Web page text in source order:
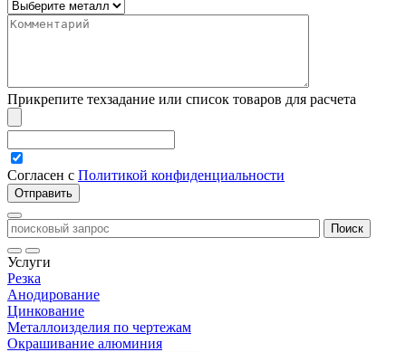
Прикрепите техзадание или список товаров для расчета
Согласен с Политикой конфиденциальности
Услуги
Резка
Анодирование
Цинкование
Металлоизделия по чертежам
Окрашивание алюминия